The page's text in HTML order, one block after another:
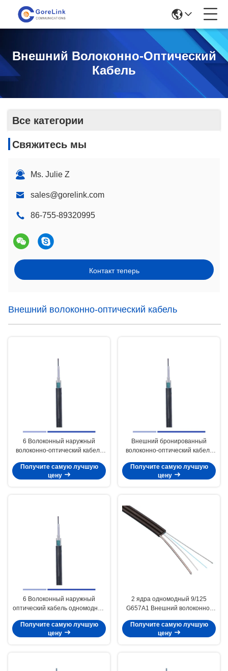
Внешний Волоконно-Оптический
Кабель
Все категории
Свяжитесь мы
Ms. Julie Z
sales@gorelink.com
86-755-89320995
Контакт теперь
Внешний волоконно-оптический кабель
6 Волоконный наружный
волоконно-оптический кабель
распущенный трубный кабель
PE
Получите самую лучшую
цену
Внешний бронированный
волоконно-оптический кабель
куртка
Получите самую лучшую
цену
6 Волоконный наружный
оптический кабель одномодный
центральный корпус трубы
волокна GYXTW
Получите самую лучшую
цену
2 ядра одномодный 9/125
G657A1 Внешний волоконно-
Получите самую лучшую
цену